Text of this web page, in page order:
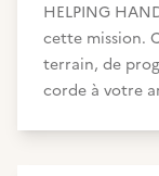
HELPING
cette mission.
terrain, de
corde à votre